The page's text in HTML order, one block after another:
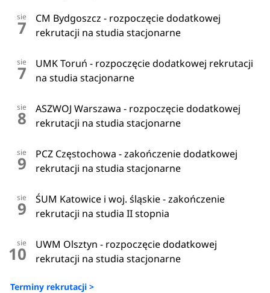
sie
7
CM Bydgoszcz - rozpoczęcie dodatkowej
rekrutacji na studia stacjonarne
sie
7
UMK Toruń - rozpoczęcie dodatkowej rekrutacji
na studia stacjonarne
sie
8
ASZWOJ Warszawa - rozpoczęcie dodatkowej
rekrutacji na studia stacjonarne
sie
9
PCZ Częstochowa - zakończenie dodatkowej
rekrutacji na studia stacjonarne
sie
9
ŚUM Katowice i woj. śląskie - zakończenie
rekrutacji na studia II stopnia
sie
10
UWM Olsztyn - rozpoczęcie dodatkowej
rekrutacji na studia stacjonarne
Terminy rekrutacji >